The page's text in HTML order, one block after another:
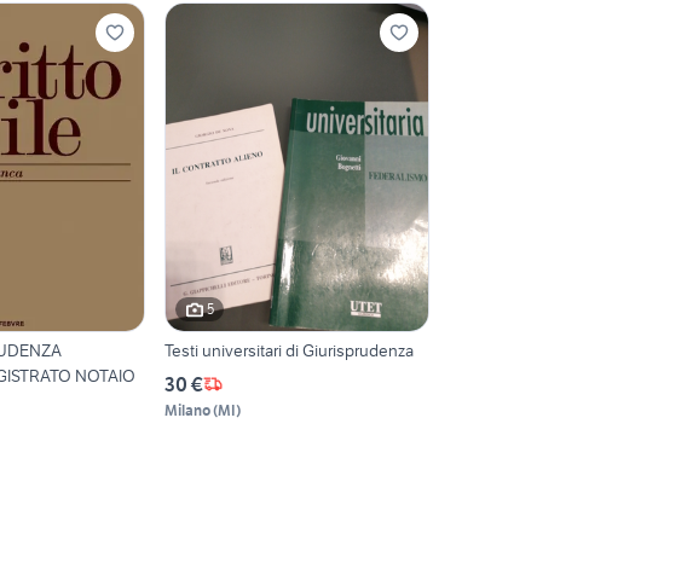
NOTAIO
5
Testi universitari di Giurisprudenza
30 €
Milano(MI)